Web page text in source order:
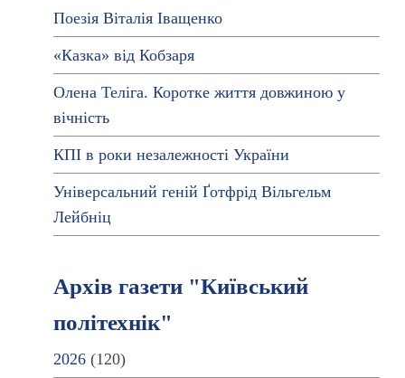
Поезія Віталія Іващенко
«Казка» від Кобзаря
Олена Теліга. Коротке життя довжиною у
вічність
КПІ в роки незалежності України
Універсальний геній Ґотфрід Вільгельм
Лейбніц
Архів газети "Київський
політехнік"
2026(120)